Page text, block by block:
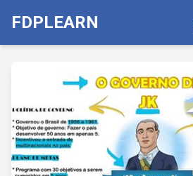
FDPLEARN